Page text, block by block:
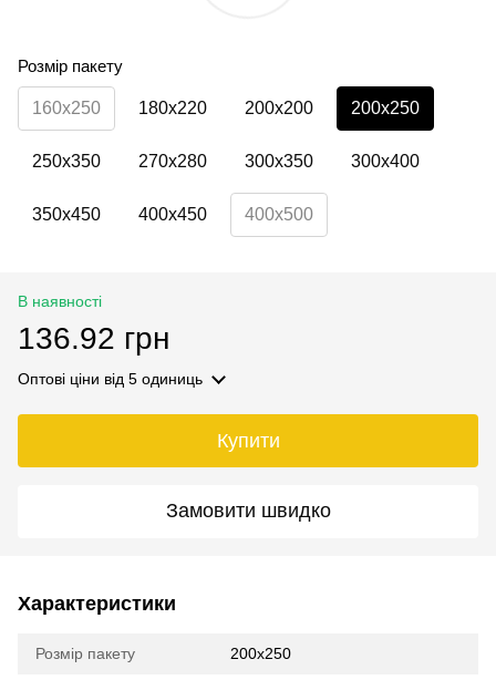
Розмір пакету
160х250 180х220 200х200 200х250
250х350 270х280 300х350 300х400
350х450 400х450 400х500
В наявності
136.92 грн
Оптові ціни від 5 одиниць
Купити
Замовити швидко
Характеристики
Розмір пакету 200х250